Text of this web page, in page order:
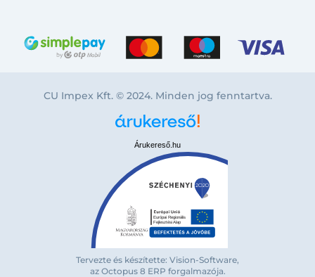
Bejelentkezés e-mail-címmel
CU Impex Kft. © 2024. Minden jog fenntartva.
Árukereső.hu
Tervezte és készítette: Vision-Software,
az Octopus 8 ERP forgalmazója.